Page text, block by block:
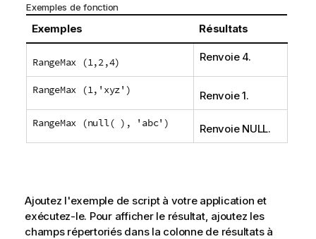
Exemples de fonction
Exemples Résultats
RangeMax (1,2,4) Renvoie 4.
RangeMax (1,'xyz') Renvoie 1.
RangeMax (null( ), 'abc') Renvoie NULL.
Ajoutez l'exemple de script à votre application et
exécutez-le. Pour afficher le résultat, ajoutez les
champs répertoriés dans la colonne de résultats à